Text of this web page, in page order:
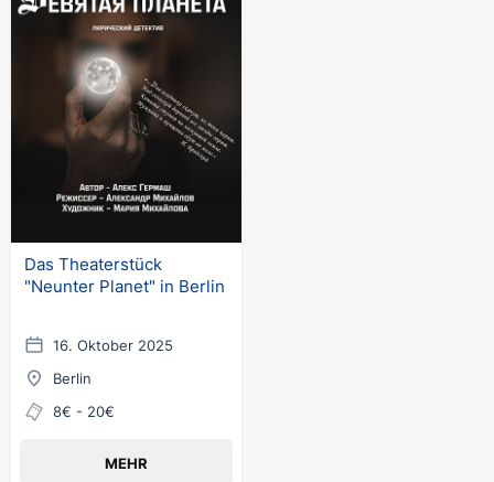
Das Theaterstück
"Neunter Planet" in Berlin
16. Oktober 2025
Berlin
8€ - 20€
MEHR